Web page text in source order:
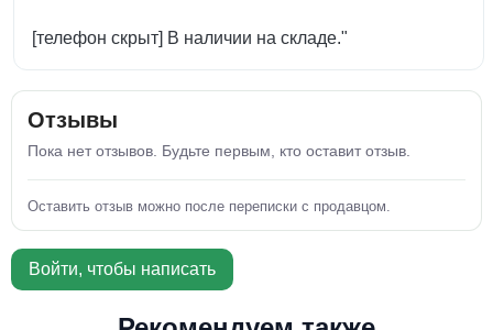
[телефон скрыт] В наличии на складе."
Отзывы
Пока нет отзывов. Будьте первым, кто оставит отзыв.
Оставить отзыв можно после переписки с продавцом.
Войти, чтобы написать